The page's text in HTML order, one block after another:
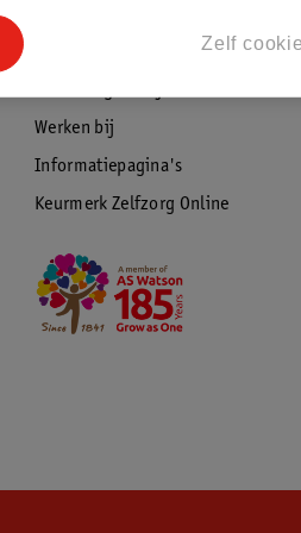
Werken bij
Informatiepagina's
Keurmerk Zelfzorg Online
Zelf